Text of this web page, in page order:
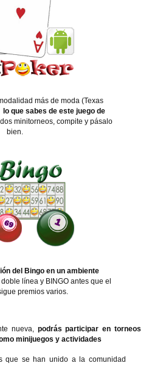
más de moda (Texas
que sabes de este juego de
minitorneos, compite y pásalo
bien.
del Bingo en un ambiente
línea y BINGO antes que el
premios varios.
nueva, podrás participar en torneos
minijuegos y actividades
que se han unido a la comunidad